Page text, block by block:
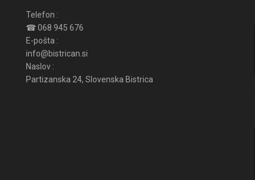
Telefon :
☎ 068 945 676
E-pošta :
info@bistrican.si
Naslov :
Partizanska 24, Slovenska Bistrica